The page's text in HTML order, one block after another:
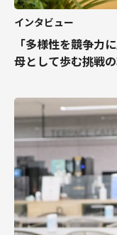
インタビュー
「多様性を競争力
母として歩む挑戦